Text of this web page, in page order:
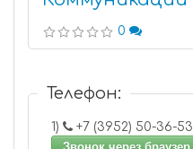
0
Телефон:
1)
+7 (3952) 50-36-53